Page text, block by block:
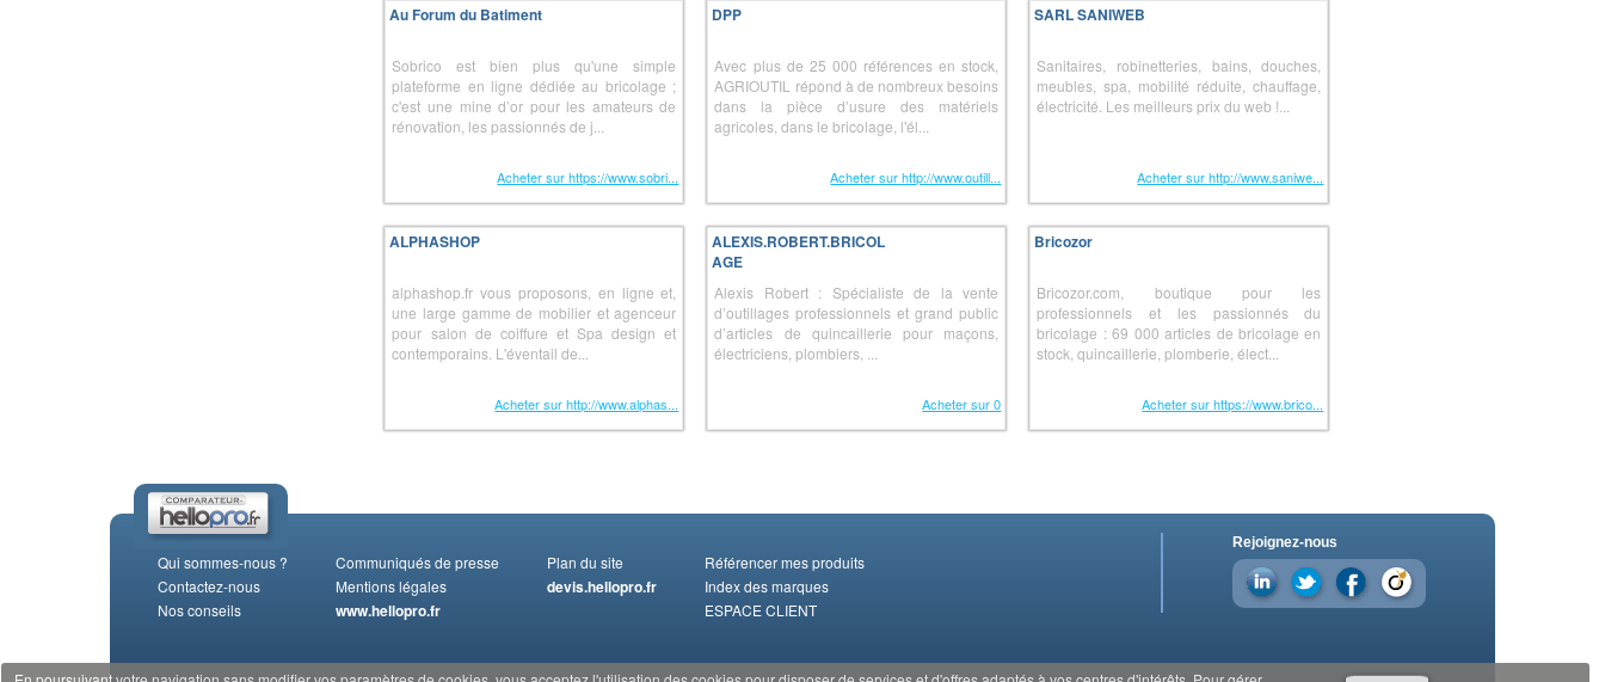
Au Forum du Batiment
Sobrico est bien plus qu'une simple
plateforme en ligne dédiée au bricolage ;
c'est une mine d’or pour les amateurs de
rénovation, les passionnés de j...
Acheter sur https://www.sobri...
DPP
Avec plus de 25 000 références en stock,
AGRIOUTIL répond à de nombreux besoins
dans la pièce d’usure des matériels
agricoles, dans le bricolage, l'él...
Acheter sur http://www.outill...
SARL SANIWEB
Sanitaires, robinetteries, bains, douches,
meubles, spa, mobilité réduite, chauffage,
électricité. Les meilleurs prix du web !...
Acheter sur http://www.saniwe...
ALPHASHOP
alphashop.fr vous proposons, en ligne et,
une large gamme de mobilier et agenceur
pour salon de coiffure et Spa design et
contemporains. L'éventail de...
Acheter sur http://www.alphas...
ALEXIS.ROBERT.BRICOL
AGE
Alexis Robert : Spécialiste de la vente
d’outillages professionnels et grand public
d’articles de quincaillerie pour maçons,
électriciens, plombiers, ...
Acheter sur 0
Bricozor
Bricozor.com, boutique pour les
professionnels et les passionnés du
bricolage : 69 000 articles de bricolage en
stock, quincaillerie, plomberie, élect...
Acheter sur https://www.brico...
Qui sommes-nous ?
Contactez-nous
Nos conseils
Communiqués de presse
Mentions légales
www.hellopro.fr
Plan du site
devis.hellopro.fr
Référencer mes produits
Index des marques
ESPACE CLIENT
Rejoignez-nous